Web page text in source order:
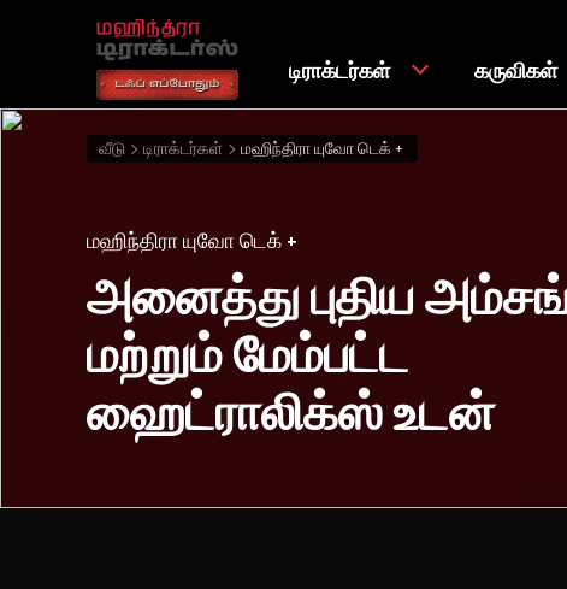
டிராக்டர்கள் கருவிகள்
வீடு டிராக்டர்கள் மஹிந்திரா யுவோ டெக் +
மஹிந்திரா யுவோ டெக் +
அனைத்து புதிய
மற்றும் மேம்பட்ட
ஹைட்ராலிக்ஸ் உடன்